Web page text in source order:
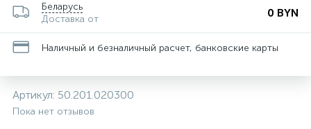
Беларусь
Доставка от
0 BYN
Наличный и безналичный расчет, банковские карты
Артикул: 50.201.020300
Пока нет отзывов